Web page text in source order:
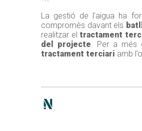
La gestió de l’aigua ha
compromès davant els
realitzar el tractament
del projecte. Per a més
tractament terciari amb